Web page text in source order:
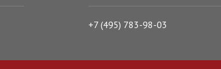
+7 (495) 783-98-03